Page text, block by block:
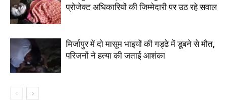
प्रोजेक्ट अधिकारियों की जिम्मेदारी पर उठ रहे सवाल
मिर्जापुर में दो मासूम भाइयों की गड्ढे में डूबने से मौत,
परिजनों ने हत्या की जताई आशंका